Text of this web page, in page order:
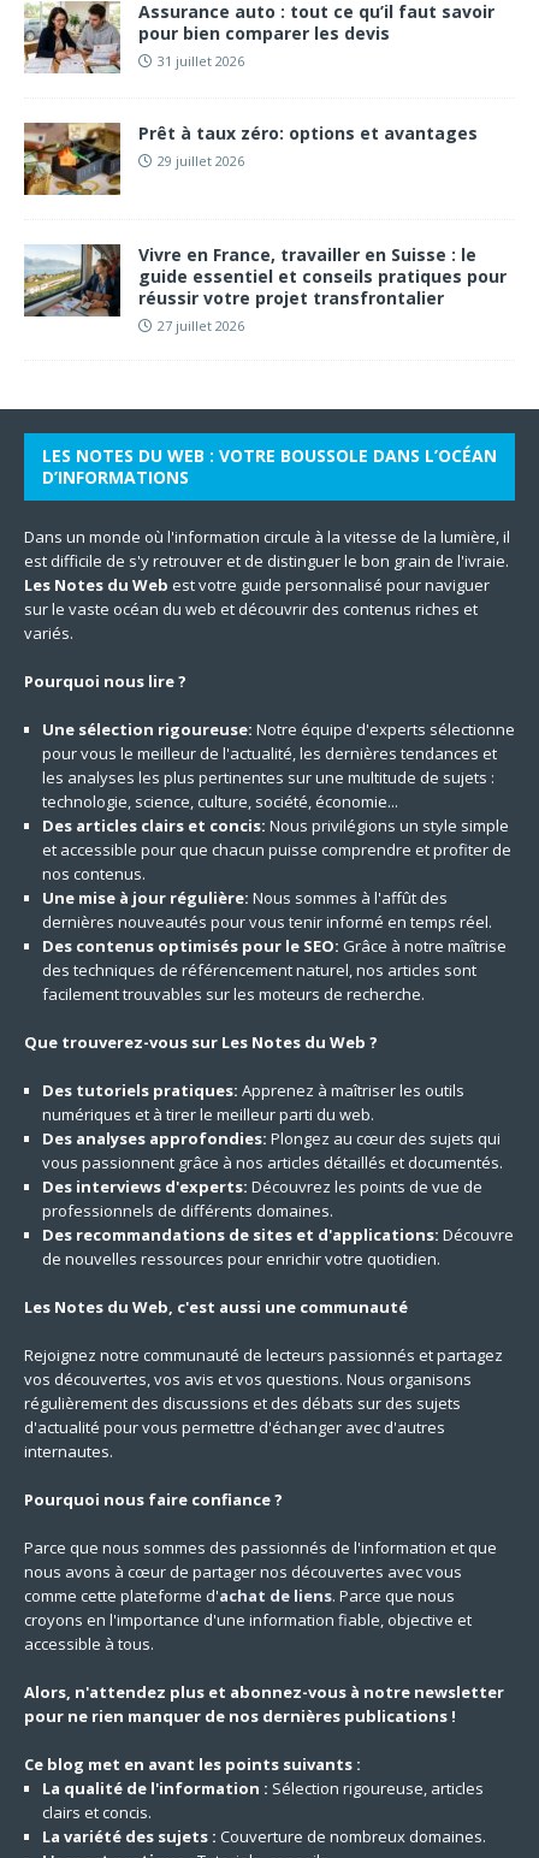
Assurance auto : tout ce qu’il faut savoir
pour bien comparer les devis
31 juillet 2026
Prêt à taux zéro: options et avantages
29 juillet 2026
Vivre en France, travailler en Suisse : le
guide essentiel et conseils pratiques pour
réussir votre projet transfrontalier
27 juillet 2026
LES NOTES DU WEB : VOTRE BOUSSOLE DANS L’OCÉAN
D’INFORMATIONS
Dans un monde où l'information circule à la vitesse de la lumière, il
est difficile de s'y retrouver et de distinguer le bon grain de l'ivraie.
Les Notes du Web est votre guide personnalisé pour naviguer
sur le vaste océan du web et découvrir des contenus riches et
variés.
Pourquoi nous lire ?
Une sélection rigoureuse: Notre équipe d'experts sélectionne
pour vous le meilleur de l'actualité, les dernières tendances et
les analyses les plus pertinentes sur une multitude de sujets :
technologie, science, culture, société, économie...
Des articles clairs et concis: Nous privilégions un style simple
et accessible pour que chacun puisse comprendre et profiter de
nos contenus.
Une mise à jour régulière: Nous sommes à l'affût des
dernières nouveautés pour vous tenir informé en temps réel.
Des contenus optimisés pour le SEO: Grâce à notre maîtrise
des techniques de référencement naturel, nos articles sont
facilement trouvables sur les moteurs de recherche.
Que trouverez-vous sur Les Notes du Web ?
Des tutoriels pratiques: Apprenez à maîtriser les outils
numériques et à tirer le meilleur parti du web.
Des analyses approfondies: Plongez au cœur des sujets qui
vous passionnent grâce à nos articles détaillés et documentés.
Des interviews d'experts: Découvrez les points de vue de
professionnels de différents domaines.
Des recommandations de sites et d'applications: Découvre
de nouvelles ressources pour enrichir votre quotidien.
Les Notes du Web, c'est aussi une communauté
Rejoignez notre communauté de lecteurs passionnés et partagez
vos découvertes, vos avis et vos questions. Nous organisons
régulièrement des discussions et des débats sur des sujets
d'actualité pour vous permettre d'échanger avec d'autres
internautes.
Pourquoi nous faire confiance ?
Parce que nous sommes des passionnés de l'information et que
nous avons à cœur de partager nos découvertes avec vous
comme cette plateforme d'achat de liens. Parce que nous
croyons en l'importance d'une information fiable, objective et
accessible à tous.
Alors, n'attendez plus et abonnez-vous à notre newsletter
pour ne rien manquer de nos dernières publications !
Ce blog met en avant les points suivants :
La qualité de l'information : Sélection rigoureuse, articles
clairs et concis.
La variété des sujets : Couverture de nombreux domaines.